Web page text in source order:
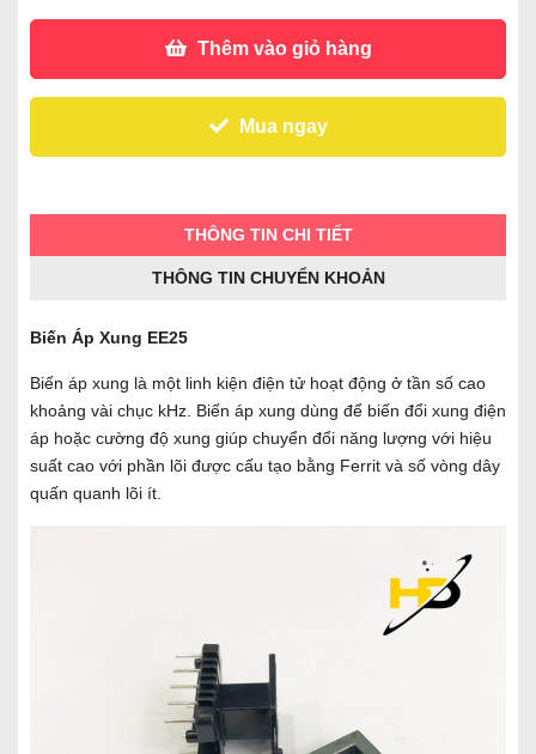
Thêm vào giỏ hàng
Mua ngay
THÔNG TIN CHI TIẾT
THÔNG TIN CHUYỂN KHOẢN
Biến Áp Xung EE25
Biến áp xung là một linh kiện điện tử hoạt động ở tần số cao
khoảng vài chục kHz. Biến áp xung dùng để biến đổi xung điện
áp hoặc cường độ xung giúp chuyển đổi năng lượng với hiệu
suất cao với phần lõi được cấu tạo bằng Ferrit và số vòng dây
quấn quanh lõi ít.